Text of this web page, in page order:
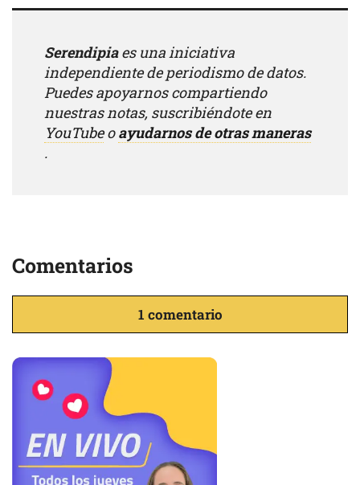
Serendipiaes una iniciativa
independiente de periodismo de datos.
Puedes apoyarnos compartiendo
nuestras notas, suscribiéndote en
YouTubeoayudarnos de otras maneras
.
Comentarios
1 comentario